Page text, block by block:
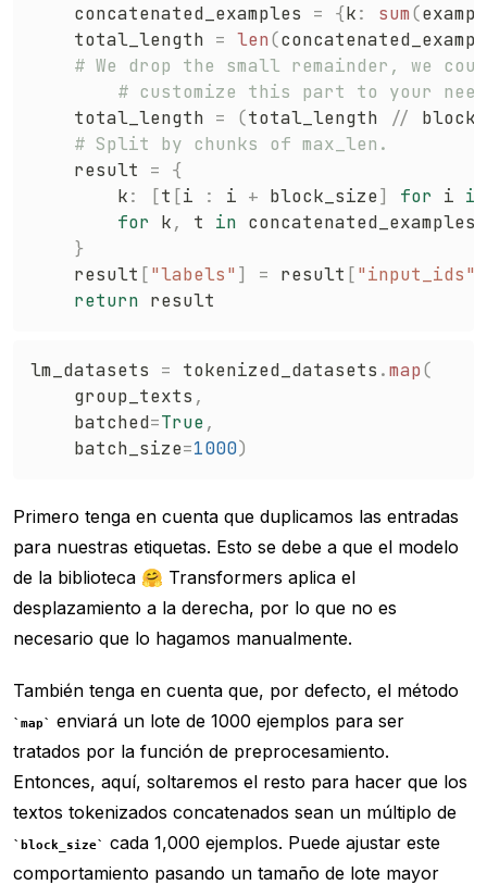
    concatenated_examples
= {k: sum(
    total_length
= len(
# We drop the small remainder, we
# customize this part to your
    total_length
= (total_length //
# Split by chunks of max_len.
    result
=
{
        k
: [t [i : i + block_size] for i in
for k, t in concatenated_examples
}
    result
["labels" ] = result ["input_ids"
return
lm_datasets = tokenized_datasets .map(
    group_texts
,
    batched
=True,
    batch_size
=1000)
Primero tenga en cuenta que duplicamos las entradas
para nuestras etiquetas. Esto se debe a que el modelo
de la biblioteca 🤗 Transformers aplica el
desplazamiento a la derecha, por lo que no es
necesario que lo hagamos manualmente.
También tenga en cuenta que, por defecto, el método
map
enviará un lote de 1000 ejemplos para ser
tratados por la función de preprocesamiento.
Entonces, aquí, soltaremos el resto para hacer que los
textos tokenizados concatenados sean un múltiplo de
block_size
cada 1,000 ejemplos. Puede ajustar este
comportamiento pasando un tamaño de lote mayor